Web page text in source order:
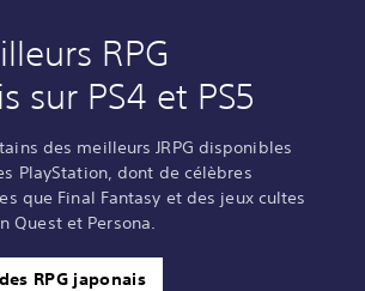
RPG
sur PS4 et PS5
des meilleurs JRPG disponibles
PlayStation, dont de célèbres
que Final Fantasy et des jeux cultes
Quest et Persona.
RPG japonais